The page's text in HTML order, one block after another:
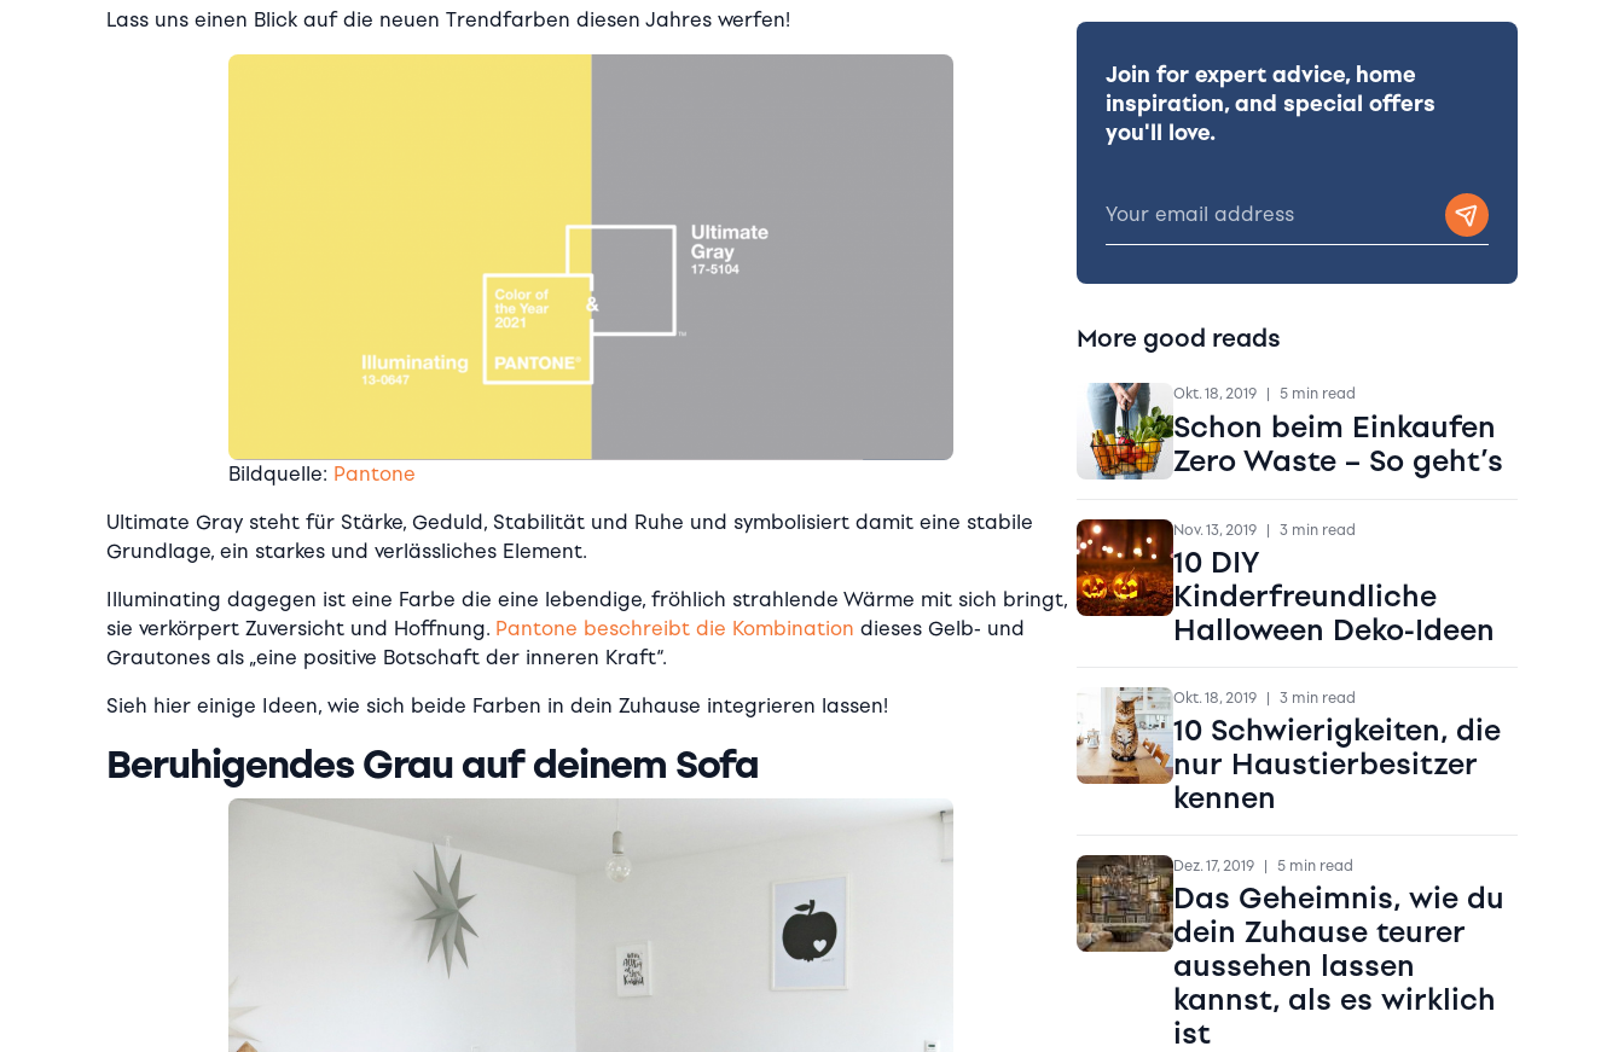
Lass uns einen Blick auf die neuen Trendfarben diesen Jahres werfen!
Bildquelle: Pantone
Ultimate Gray steht für Stärke, Geduld, Stabilität und Ruhe und symbolisiert damit eine stabile
Grundlage, ein starkes und verlässliches Element.
Illuminating dagegen ist eine Farbe die eine lebendige, fröhlich strahlende Wärme mit sich bringt,
sie verkörpert Zuversicht und Hoffnung. Pantone beschreibt die Kombination dieses Gelb- und
Grautones als „eine positive Botschaft der inneren Kraft“.
Sieh hier einige Ideen, wie sich beide Farben in dein Zuhause integrieren lassen!
Beruhigendes Grau auf deinem Sofa
Join for expert advice, home
inspiration, and special offers
you'll love.
More good reads
Okt. 18, 2019 5 min read
Schon beim Einkaufen
Zero Waste – So geht’s
Nov. 13, 2019 | 3 min read
10 DIY
Kinderfreundliche
Halloween Deko-Ideen
Okt. 18, 2019 | 3 min read
10 Schwierigkeiten, die
nur Haustierbesitzer
kennen
Dez. 17, 2019 | 5 min read
Das Geheimnis, wie du
dein Zuhause teurer
aussehen lassen
kannst, als es wirklich
ist